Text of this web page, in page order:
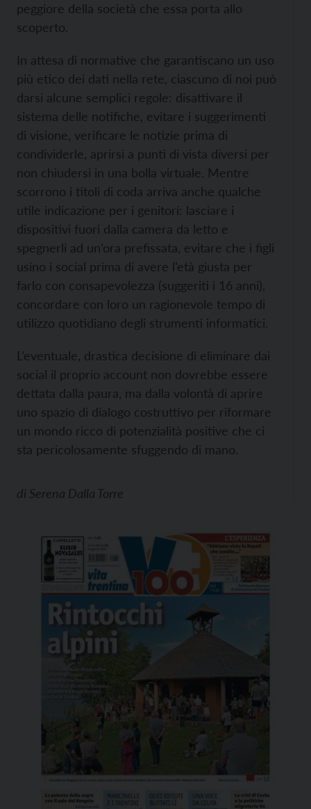
peggiore della società che essa porta allo
scoperto.
In attesa di normative che garantiscano un uso
più etico dei dati nella rete, ciascuno di noi può
darsi alcune semplici regole: disattivare il
sistema delle notifiche, evitare i suggerimenti
di visione, verificare le notizie prima di
condividerle, aprirsi a punti di vista diversi per
non chiudersi in una bolla virtuale. Mentre
scorrono i titoli di coda arriva anche qualche
utile indicazione per i genitori: lasciare i
dispositivi fuori dalla camera da letto e
spegnerli ad un’ora prefissata, evitare che i figli
usino i social prima di avere l’età giusta per
farlo con consapevolezza (suggeriti i 16 anni),
concordare con loro un ragionevole tempo di
utilizzo quotidiano degli strumenti informatici.
L’eventuale, drastica decisione di eliminare dai
social il proprio account non dovrebbe essere
dettata dalla paura, ma dalla volontà di aprire
uno spazio di dialogo costruttivo per riformare
un mondo ricco di potenzialità positive che ci
sta pericolosamente sfuggendo di mano.
di Serena Dalla Torre